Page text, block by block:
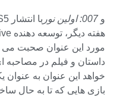
و007: اولین نور
مورد این عنوان صحبت می
خواهد این عنوان به عنوان
بازی هایی که تا به حال